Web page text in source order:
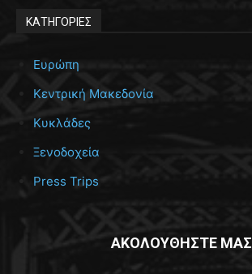
ΚΑΤΗΓΟΡΙΕΣ
Ευρώπη
Κεντρική Μακεδονία
Κυκλάδες
Ξενοδοχεία
Press Trips
ΑΚΟΛΟΥΘΗΣΤΕ ΜΑΣ